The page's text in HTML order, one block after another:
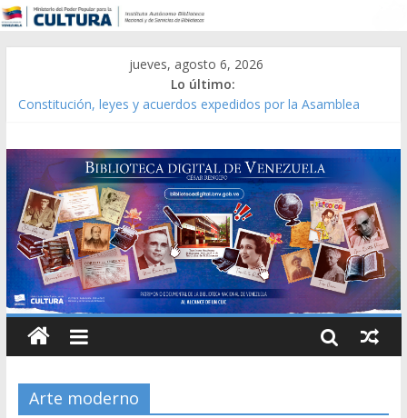
jueves, agosto 6, 2026
Lo último:
Constitución, leyes y acuerdos expedidos por la Asamblea
Modesta Bor Sánchez [material gráfico]
Gaceta Oficial de la República de Venezuela año CXXXIII Mes V,
Caracas 09 de marzo de 2006 N° 38.394
Catálogo temático de obras de Modesta Bor
Arte moderno